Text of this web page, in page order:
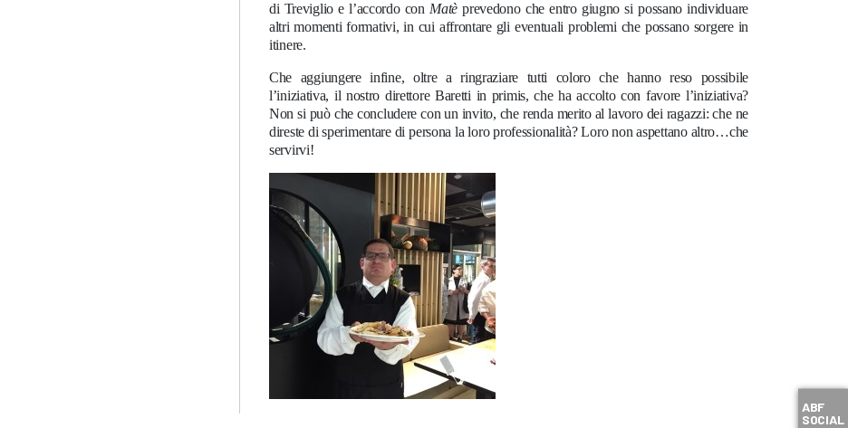
di Treviglio e l’accordo con Matèprevedono che entro giugno si possano individuare
altri momenti formativi, in cui affrontare gli eventuali problemi che possano sorgere in
itinere.
Che aggiungere infine, oltre a ringraziare tutti coloro che hanno reso possibile
l’iniziativa, il nostro direttore Baretti in primis, che ha accolto con favore l’iniziativa?
Non si può che concludere con un invito, che renda merito al lavoro dei ragazzi: che ne
direste di sperimentare di persona la loro professionalità? Loro non aspettano altro…che
servirvi!
ABF
SOCIAL